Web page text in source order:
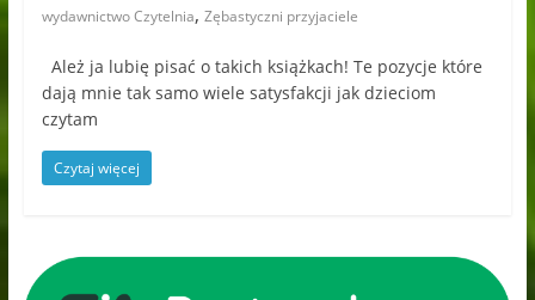
wydawnictwo Czytelnia, Zębastyczni przyjaciele
Ależ ja lubię pisać o takich książkach! Te pozycje które
dają mnie tak samo wiele satysfakcji jak dzieciom
czytam
Czytaj więcej